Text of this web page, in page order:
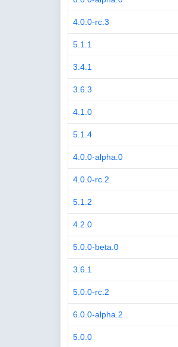
4.0.0-rc.3
5.1.1
3.4.1
3.6.3
4.1.0
5.1.4
4.0.0-alpha.0
4.0.0-rc.2
5.1.2
4.2.0
5.0.0-beta.0
3.6.1
5.0.0-rc.2
6.0.0-alpha.2
5.0.0